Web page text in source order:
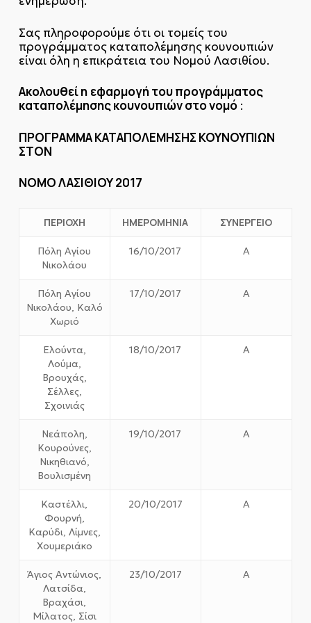
Σας πληροφορούμε ότι οι τομείς του
προγράμματος καταπολέμησης κουνουπιών
είναι όλη η επικράτεια του Νομού Λασιθίου.
Ακολουθεί η εφαρμογή του προγράμματος
καταπολέμησης κουνουπιών στο νομό:
ΠΡΟΓΡΑΜΜΑ ΚΑΤΑΠΟΛΕΜΗΣΗΣ ΚΟΥΝΟΥΠΙΩΝ
ΣΤΟΝ
ΝΟΜΟ ΛΑΣΙΘΙΟΥ 2017
ΠΕΡΙΟΧΗ ΗΜΕΡΟΜΗΝΙΑ ΣΥΝΕΡΓΕΙΟ
Πόλη Αγίου
Νικολάου
16/10/2017 Α
Πόλη Αγίου
Νικολάου, Καλό
Χωριό
17/10/2017 Α
Ελούντα,
Λούμα,
Βρουχάς,
Σέλλες,
Σχοινιάς
18/10/2017 Α
Νεάπολη,
Κουρούνες,
Νικηθιανό,
Βουλισμένη
19/10/2017 Α
Καστέλλι,
Φουρνή,
Καρύδι, Λίμνες,
Χουμεριάκο
20/10/2017 Α
Άγιος Αντώνιος,
Λατσίδα,
Βραχάσι,
Μίλατος, Σίσι
23/10/2017 Α